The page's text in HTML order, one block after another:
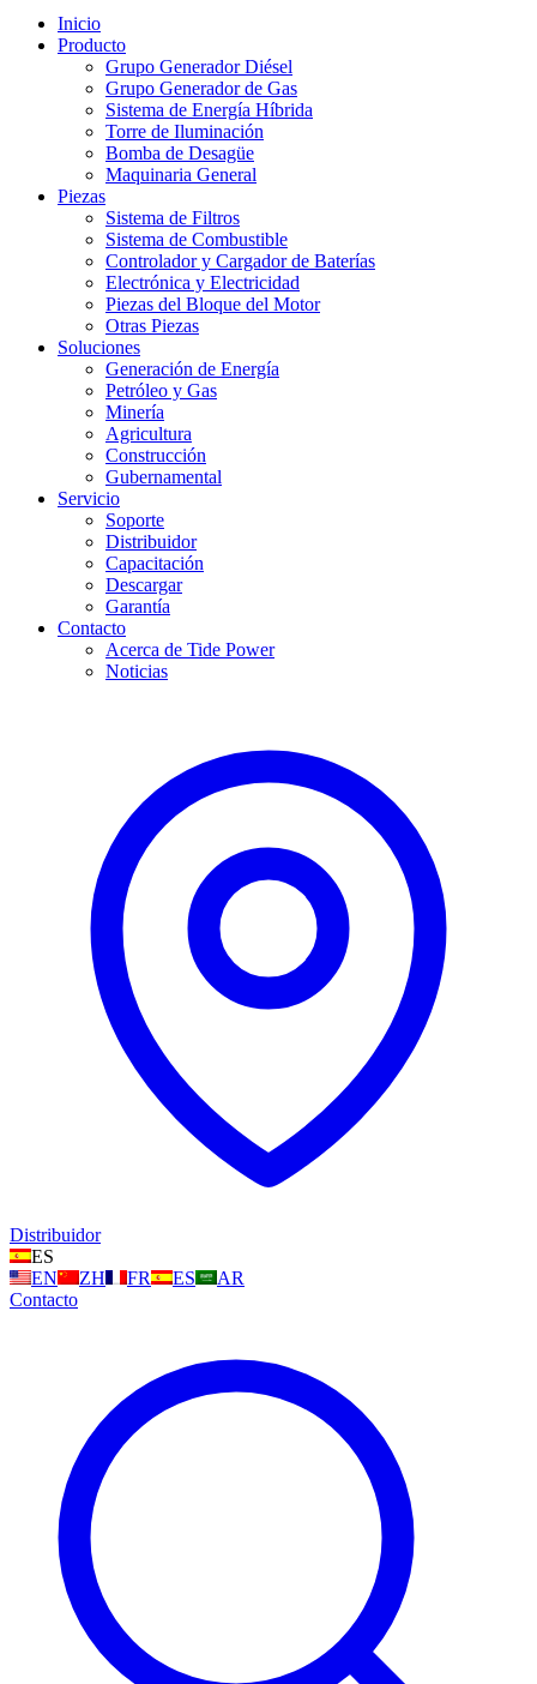
Inicio
Producto
Grupo Generador Diésel
Grupo Generador de Gas
Sistema de Energía Híbrida
Torre de Iluminación
Bomba de Desagüe
Maquinaria General
Piezas
Sistema de Filtros
Sistema de Combustible
Controlador y Cargador de Baterías
Electrónica y Electricidad
Piezas del Bloque del Motor
Otras Piezas
Soluciones
Generación de Energía
Petróleo y Gas
Minería
Agricultura
Construcción
Gubernamental
Servicio
Soporte
Distribuidor
Capacitación
Descargar
Garantía
Contacto
Acerca de Tide Power
Noticias
Distribuidor
ES
EN
ZH FR ES
AR
Contacto